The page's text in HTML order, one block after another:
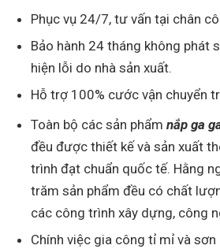
Phục vụ 24/7, tư vấn tại chân
Bảo hành 24 tháng không phát
hiện lỗi do nhà sản xuất.
Hỗ trợ 100% cước vận chuyển
Toàn bộ các sản phẩm nắp ga
đều được thiết kế và sản xuất
trình đạt chuẩn quốc tế. Hằng
trăm sản phẩm đều có chất
các công trình xây dựng, công
Chính việc gia công tỉ mỉ và